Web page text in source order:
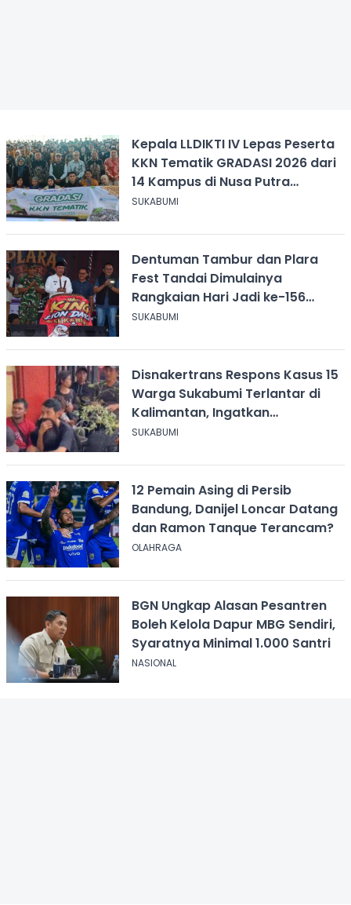
Kepala LLDIKTI IV Lepas Peserta
KKN Tematik GRADASI 2026 dari
14 Kampus di Nusa Putra
University
SUKABUMI
Dentuman Tambur dan Plara
Fest Tandai Dimulainya
Rangkaian Hari Jadi ke-156
Kabupaten Sukabumi
SUKABUMI
Disnakertrans Respons Kasus 15
Warga Sukabumi Terlantar di
Kalimantan, Ingatkan
Pentingnya Perjanjian Kerja
SUKABUMI
12 Pemain Asing di Persib
Bandung, Danijel Loncar Datang
dan Ramon Tanque Terancam?
OLAHRAGA
BGN Ungkap Alasan Pesantren
Boleh Kelola Dapur MBG Sendiri,
Syaratnya Minimal 1.000 Santri
NASIONAL